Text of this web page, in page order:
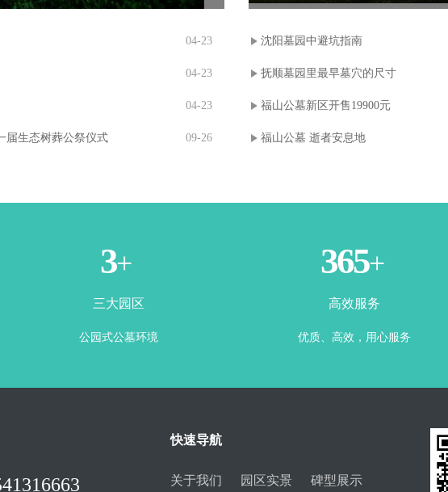
04-23
04-23
04-23
09-26
届生态树葬公祭仪式
沈阳墓园中避坑指南
抚顺墓园里最早墓穴的尺寸
福山公墓新区开售19900元
福山公墓 逝者安息地
3+
三大园区
公园式公墓环境
365+
高效服务
优质、高效，用心服务
快速导航
关于我们 园区实景 碑型展示